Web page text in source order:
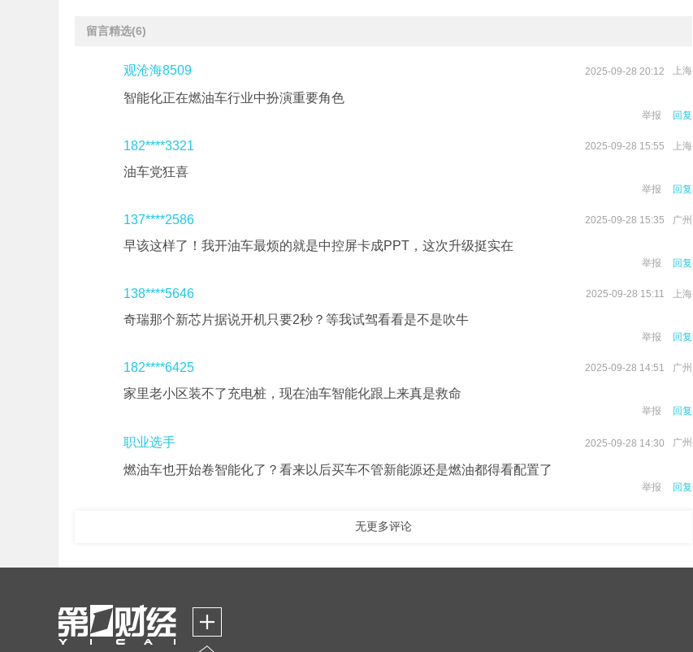
留言精选(6)
观沧海8509 2025-09-28 20:12 上海
智能化正在燃油车行业中扮演重要角色
举报 回复
182****3321 2025-09-28 15:55 上海
油车党狂喜
举报 回复
137****2586 2025-09-28 15:35 广州
早该这样了！我开油车最烦的就是中控屏卡成PPT，这次升级挺实在
举报 回复
138****5646 2025-09-28 15:11 上海
奇瑞那个新芯片据说开机只要2秒？等我试驾看看是不是吹牛
举报 回复
182****6425 2025-09-28 14:51 广州
家里老小区装不了充电桩，现在油车智能化跟上来真是救命
举报 回复
职业选手 2025-09-28 14:30 广州
燃油车也开始卷智能化了？看来以后买车不管新能源还是燃油都得看配置了
举报 回复
无更多评论